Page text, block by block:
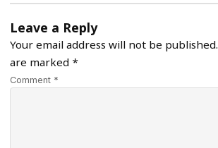
Leave a Reply
Your email address will not be published.
are marked *
Comment *